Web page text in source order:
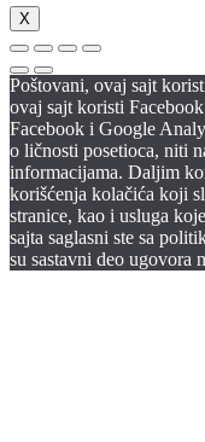
X
Poštovani, ovaj sajt
ovaj sajt koristi
Facebook i Google
o ličnosti posetioca, niti
informacijama. Daljim
korišćenja kolačića koji
stranice, kao i usluga
sajta saglasni ste sa
su sastavni deo ugovora